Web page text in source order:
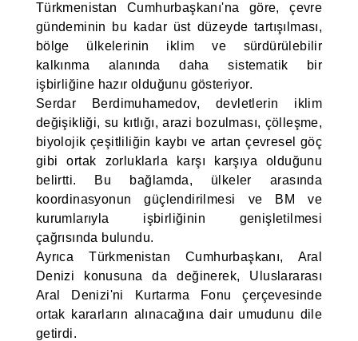
Türkmenistan Cumhurbaşkanı'na göre, çevre
gündeminin bu kadar üst düzeyde tartışılması,
bölge ülkelerinin iklim ve sürdürülebilir
kalkınma alanında daha sistematik bir
işbirliğine hazır olduğunu gösteriyor.
Serdar Berdimuhamedov, devletlerin iklim
değişikliği, su kıtlığı, arazi bozulması, çölleşme,
biyolojik çeşitliliğin kaybı ve artan çevresel göç
gibi ortak zorluklarla karşı karşıya olduğunu
belirtti. Bu bağlamda, ülkeler arasında
koordinasyonun güçlendirilmesi ve BM ve
kurumlarıyla işbirliğinin genişletilmesi
çağrısında bulundu.
Ayrıca Türkmenistan Cumhurbaşkanı, Aral
Denizi konusuna da değinerek, Uluslararası
Aral Denizi'ni Kurtarma Fonu çerçevesinde
ortak kararların alınacağına dair umudunu dile
getirdi.